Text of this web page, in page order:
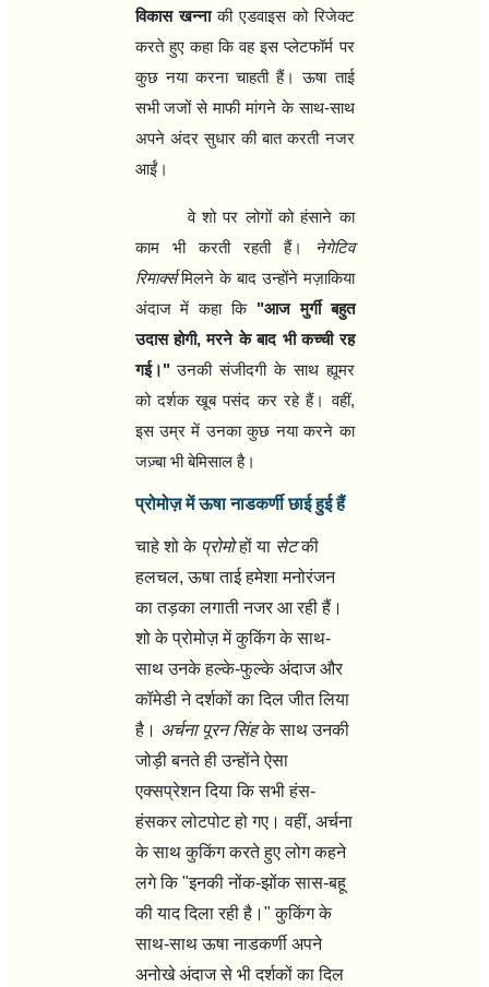
विकास खन्ना की एडवाइस को रिजेक्ट
करते हुए कहा कि वह इस प्लेटफॉर्म पर
कुछ नया करना चाहती हैं। ऊषा ताई
सभी जजों से माफी मांगने के साथ-साथ
अपने अंदर सुधार की बात करती नजर
आईं।
वे शो पर लोगों को हंसाने का
काम भी करती रहती हैं।
नेगेटिव
रिमार्क्स मिलने के बाद उन्होंने मज़ाकिया
अंदाज में कहा कि "आज मुर्गी बहुत
उदास होगी,मरने के बाद भी कच्ची रह
गई।" उनकी संजीदगी के साथ ह्यूमर
को दर्शक खूब पसंद कर रहे हैं। वहीं,
इस उम्र में उनका कुछ नया करने का
जज़्बा भी बेमिसाल है।
प्रोमोज़ में ऊषा नाडकर्णी छाई हुई हैं
चाहे शो के प्रोमो हों या सेट की
हलचल,ऊषा ताई हमेशा मनोरंजन
का तड़का लगाती नजर आ रही हैं।
शो के प्रोमोज़ में कुकिंग के साथ-
साथ उनके हल्के-फुल्के अंदाज और
कॉमेडी ने दर्शकों का दिल जीत लिया
है। अर्चना पूरन सिंह के साथ उनकी
जोड़ी बनते ही उन्होंने ऐसा
एक्सप्रेशन दिया कि सभी हंस-
हंसकर लोटपोट हो गए। वहीं, अर्चना
के साथ कुकिंग करते हुए लोग कहने
लगे कि "इनकी नोंक-झोंक सास-बहू
की याद दिला रही है।" कुकिंग के
साथ-साथ ऊषा नाडकर्णी अपने
अनोखे अंदाज से भी दर्शकों का दिल